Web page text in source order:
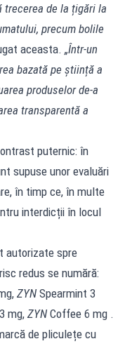
trecerea de la țigări la
precum bolile
aceasta. „Într-un
bazată pe știință a
produselor de-a
transparentă a
puternic: în
supuse unor evaluări
în timp ce, în multe
interdicții în locul
autorizate spre
redus se numără:
ZYN Spearmint 3
mg, ZYN Coffee 6 mg .
de pliculețe cu